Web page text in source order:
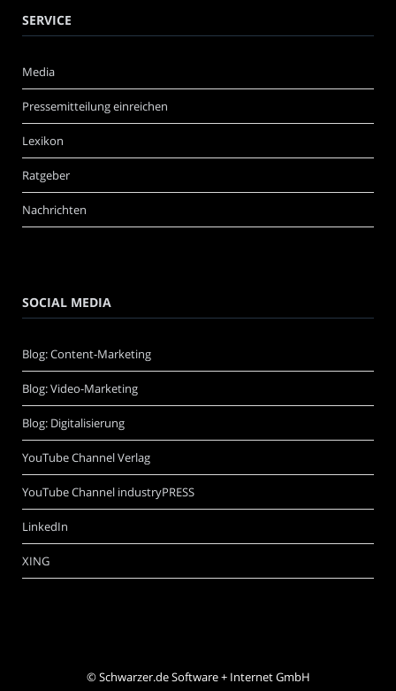
SERVICE
Media
Pressemitteilung einreichen
Lexikon
Ratgeber
Nachrichten
SOCIAL MEDIA
Blog: Content-Marketing
Blog: Video-Marketing
Blog: Digitalisierung
YouTube Channel Verlag
YouTube Channel industryPRESS
LinkedIn
XING
©Schwarzer.de Software + Internet GmbH